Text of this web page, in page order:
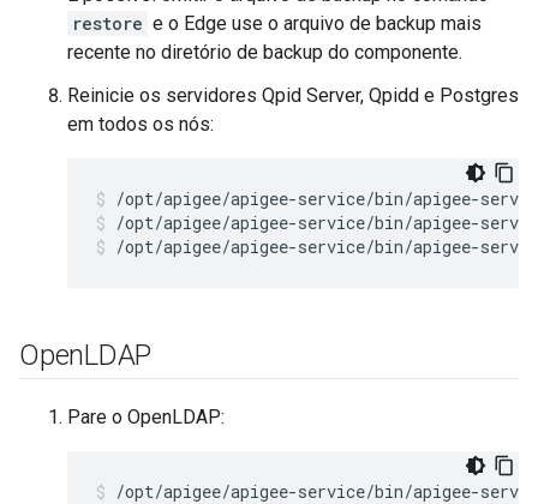
restore e o Edge use o arquivo de backup mais
recente no diretório de backup do componente.
Reinicie os servidores Qpid Server, Qpidd e Postgres
em todos os nós:
/opt/apigee/apigee-service/bin/apigee-
/opt/apigee/apigee-service/bin/apigee-
OpenLDAP
Pare o OpenLDAP:
/opt/apigee/apigee-service/bin/apigee-